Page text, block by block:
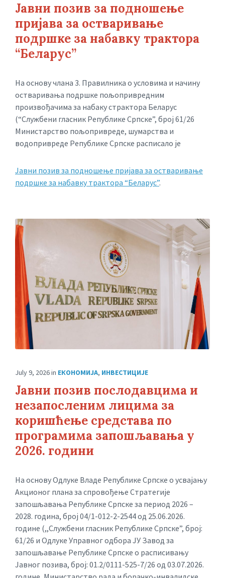
Јавни позив за подношење
пријава за остваривање
подршке за набавку трактора
“Беларус”
На основу члана 3. Правилника о условима и начину
остваривања подршке пољопривредним
произвођачима за набаку страктора Беларус
(“Службени гласник Републике Српске”, број 61/26
Министарство пољопривреде, шумарства и
водопривреде Републике Српске расписало је
Јавни позив за подношење пријава за остваривање
подршке за набавку трактора “Беларус”.
July 9, 2026in ЕКОНОМИЈА, ИНВЕСТИЦИЈЕ
Јавни позив послодавцима и
незапосленим лицима за
коришћење средстава по
програмима запошљавања у
2026. години
На основу Одлуке Владе Републике Српске о усвајању
Акционог плана за спровођење Стратегије
запошљавања Републике Српске за период 2026 –
2028. година, број 04/1-012-2-2544 од 25.06.2026.
године (,,Службени гласник Републике Српске”, број:
61/26 и Одлуке Управног одбора ЈУ Завод за
запошљавање Републике Српске о расписивању
Јавног позива, број: 01.2/0111-525-7/26 од 03.07.2026.